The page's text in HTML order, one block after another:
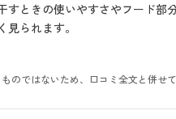
ときの使いやすさやフード部
られます。
ではないため、口コミ全文と併せて